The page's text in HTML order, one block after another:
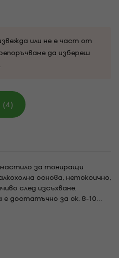
или не е част от
да избереш
.
за тониращи
основа, нетоксично,
след изсъхване.
достатъчно за ок. 8-10
графични инструкции как
на маркера.